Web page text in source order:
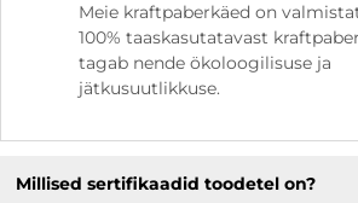
Meie kraftpaberkäed on
100% taaskasutatavast
tagab nende ökoloogilisuse ja
jätkusuutlikkuse.
Millised sertifikaadid toodetel on?